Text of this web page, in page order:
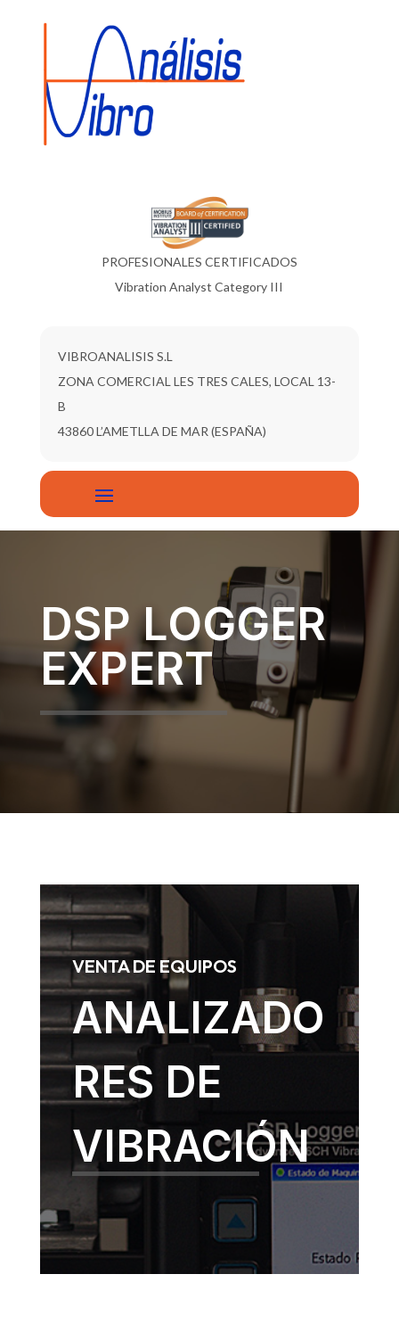
PROFESIONALES CERTIFICADOS
Vibration Analyst Category III
VIBROANALISIS S.L
ZONA COMERCIAL LES TRES CALES, LOCAL 13-
B
43860 L’AMETLLA DE MAR (ESPAÑA)
DSP LOGGER
EXPERT
VENTA DE EQUIPOS
ANALIZADO
RES DE
VIBRACIÓN